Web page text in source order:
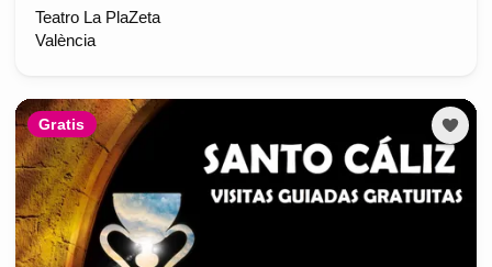
Teatro La PlaZeta
València
Gratis